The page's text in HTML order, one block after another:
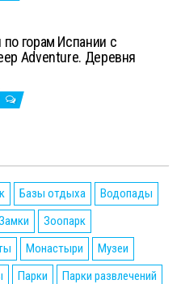
горам Испании с
Adventure. Деревня
Базы отдыха
Водопады
Зоопарк
Монастыри
Музеи
Парки
Парки развлечений